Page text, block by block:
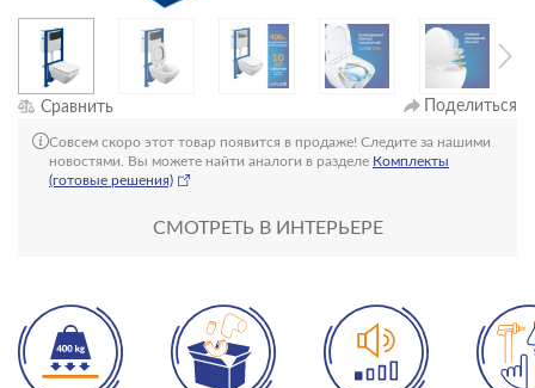
Сравнить Поделиться
Совсем скоро этот товар появится в продаже! Следите за нашими
новостями. Вы можете найти аналоги в разделе Комплекты
(готовые решения)
СМОТРЕТЬ В ИНТЕРЬЕРЕ